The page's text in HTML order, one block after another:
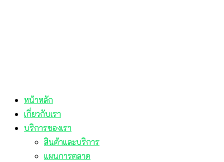
หน้าหลัก
เกี่ยวกับเรา
บริการของเรา
สินค้าและบริการ
แผนการตลาด